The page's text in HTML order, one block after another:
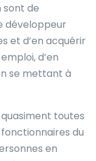
sont de
développeur
et d’en acquérir
d’en
se mettant à
toutes
du
en